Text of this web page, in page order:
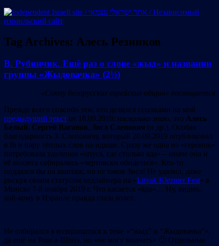
Tag Archives: Алесь Резников
В. Рубинчик. Ещё раз о слове «жыд» и названии
группы «Жыдовачка» (2½)
«Союзу белорусских еврейских общин» посвящается
Прежде всего спасибо тем, кто делился ссылками на мой
предыдущий текст от 18.09.2019: насколько знаю, это Алесь
Белый, Сергей Ваганов, Зисл Слепович (и др.). Особая
благодарность З. Слеповичу, который 20.09.2019 опубликовал
в fb и пару тёплых слов на идише. Cразу же одна из «героинь»
потребовала удаления «опуса, где столько яда» – иначе она и
её коллега собирались «чертовски обидеться». Кто-то
поддался бы на шантаж, но не таков Зисл! Не удалил, даже
рискуя своим статусом хедлайнера на «Litvak Klezmer Fest» в
Минске 7-8 ноября 2019 г. Что касается «яда»… Ну, видно,
кой-кому в Израиле правда глаза колет.
Не собирался я возвращаться к теме «“жыд” и “Жыдовачка”»,
да ещё на Рош-а-Шонэ, но «не могу молчать» 🙂 Отдельные